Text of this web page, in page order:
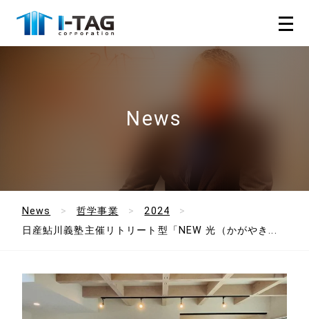
News
News 哲学事業
2024
日産鮎川義塾主催リトリート型「NEW 光（かがやき...